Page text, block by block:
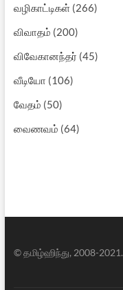
வழிகாட்டிகள்(266)
விவாதம் (200)
விவேகானந்தர் (45)
வீடியோ (106)
வேதம் (50)
வைணவம் (64)
© தமிழ்ஹிந்து, 2008-2021.